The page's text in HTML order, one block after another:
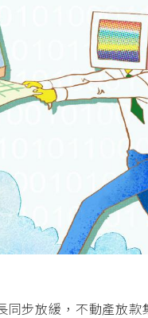
步放緩，不動產放